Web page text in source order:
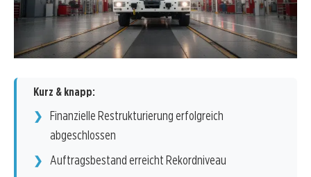
Kurz & knapp:
Finanzielle Restrukturierung erfolgreich
abgeschlossen
Auftragsbestand erreicht Rekordniveau